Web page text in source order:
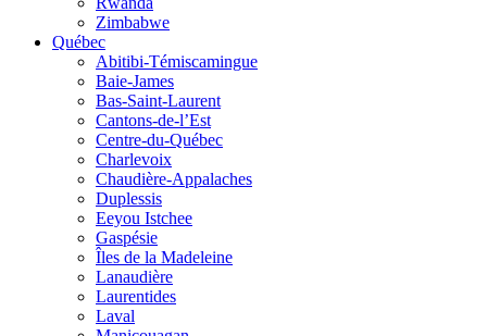
Zimbabwe
Québec
Abitibi-Témiscamingue
Baie-James
Bas-Saint-Laurent
Cantons-de-l’Est
Centre-du-Québec
Charlevoix
Chaudière-Appalaches
Duplessis
Eeyou Istchee
Gaspésie
Îles de la Madeleine
Lanaudière
Laurentides
Laval